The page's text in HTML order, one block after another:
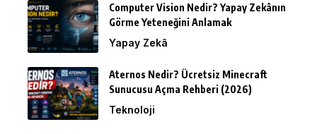
Computer Vision Nedir? Yapay Zekânın
Görme Yeteneğini Anlamak
Yapay Zekâ
Aternos Nedir? Ücretsiz Minecraft
Sunucusu Açma Rehberi (2026)
Teknoloji